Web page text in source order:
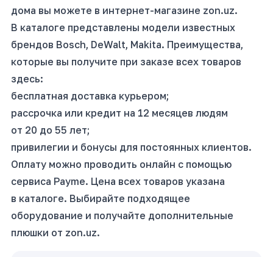
дома вы можете в интернет-магазине zon.uz.
В каталоге представлены модели известных
брендов Bosch, DeWalt, Makita. Преимущества,
которые вы получите при заказе всех товаров
здесь:
бесплатная доставка курьером;
рассрочка или кредит на 12 месяцев людям
от 20 до 55 лет;
привилегии и бонусы для постоянных клиентов.
Оплату можно проводить онлайн с помощью
сервиса Payme. Цена всех товаров указана
в каталоге. Выбирайте подходящее
оборудование и получайте дополнительные
плюшки от zon.uz.